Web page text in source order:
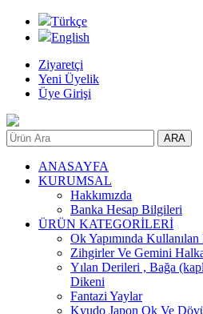
Türkçe
English
Ziyaretçi
Yeni Üyelik
Üye Girişi
ANASAYFA
KURUMSAL
Hakkımızda
Banka Hesap Bilgileri
ÜRÜN KATEGORİLERİ
Ok Yapımında
Zihgirler Ve Gemini
Yılan Derileri , Bağa
Dikeni
Fantazi Yaylar
Kyudo Japon Ok Ve